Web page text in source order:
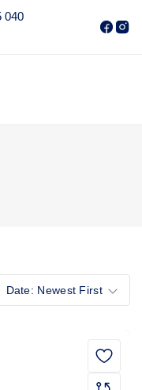
040
Date: Newest First